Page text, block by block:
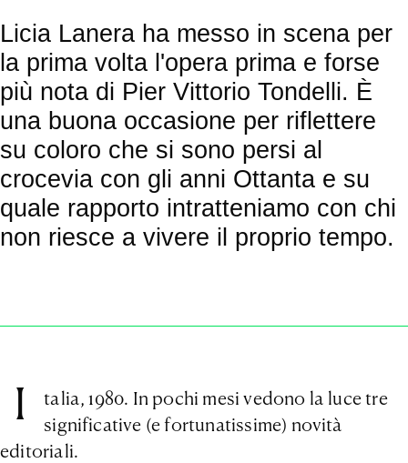
Licia Lanera ha messo in scena per
la prima volta l'opera prima e forse
più nota di Pier Vittorio Tondelli. È
una buona occasione per riflettere
su coloro che si sono persi al
crocevia con gli anni Ottanta e su
quale rapporto intratteniamo con chi
non riesce a vivere il proprio tempo.
I
talia, 1980. In pochi mesi vedono la luce tre
significative (e fortunatissime) novità
editoriali.